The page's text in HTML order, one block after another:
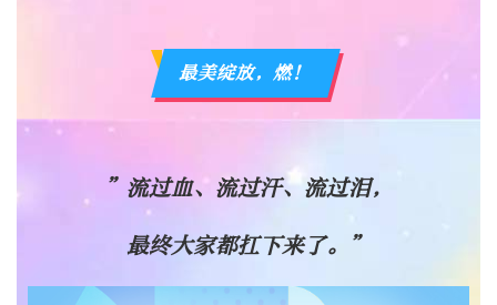
最美绽放，燃！
”流过血、流过汗、流过泪，
最终大家都扛下来了。”